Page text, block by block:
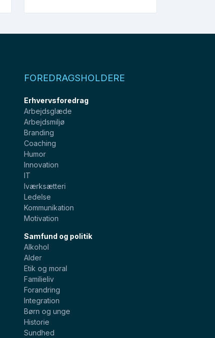
FOREDRAGSHOLDERE
Erhvervsforedrag
Arbejdsglæde
Arbejdsmiljø
Branding
Coaching
Humor
Innovation
IT
Iværksætteri
Ledelse
Kommunikation
Motivation
Samfund og politik
Alkohol
Alder
Etik og moral
Familieliv
Forandring
Integration
Børn og unge
Historie
Sundhed